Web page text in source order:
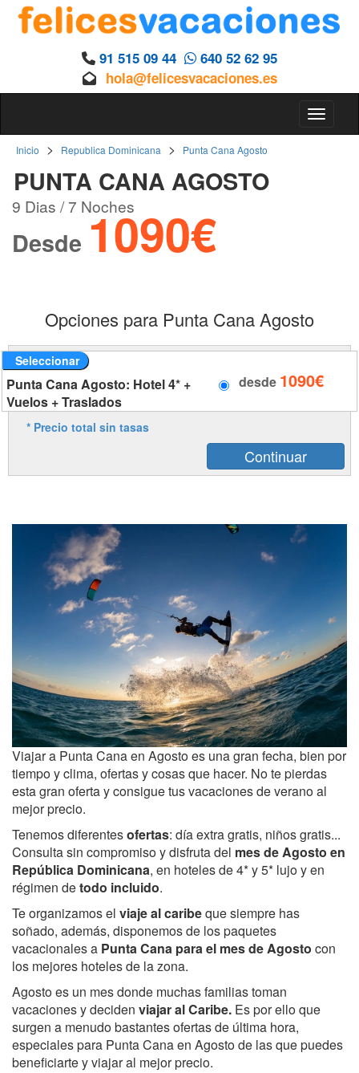
91 515 09 44
640 52 62 95
hola@felicesvacaciones.es
Inicio > Republica Dominicana > Punta Cana Agosto
PUNTA CANA AGOSTO
9 Dias / 7 Noches
Desde 1090€
Opciones para Punta Cana Agosto
Seleccionar
Punta Cana Agosto: Hotel 4* +
Vuelos + Traslados
desde 1090€
* Precio total sin tasas
Viajar a Punta Cana en Agosto es una gran fecha, bien por
tiempo y clima, ofertas y cosas que hacer. No te pierdas
esta gran oferta y consigue tus vacaciones de verano al
mejor precio.
Tenemos diferentesofertas: día extra gratis, niños gratis...
Consulta sin compromiso y disfruta del mes de Agosto en
República Dominicana, en hoteles de 4* y 5* lujo y en
régimen detodo incluido.
Te organizamos el viaje al caribeque siempre has
soñado, además, disponemos de los paquetes
vacacionales a Punta Cana para el mes de Agosto con
los mejores hoteles de la zona.
Agosto es un mes donde muchas familias toman
vacaciones y deciden viajar al Caribe. Es por ello que
surgen a menudo bastantes ofertas de última hora,
especiales para Punta Cana en Agosto de las que puedes
beneficiarte y viajar al mejor precio.